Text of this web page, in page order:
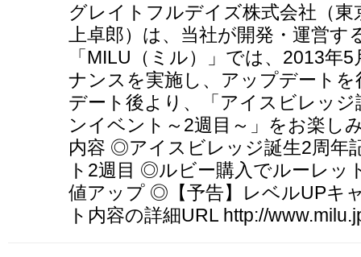
グレイトフルデイズ株式会社（東
上卓郎）は、当社が開発・運営
「MILU（ミル）」では、2013年
ナンスを実施し、アップデート
デート後より、「アイスビレッ
ンイベント～2週目～」をお楽し
内容 ◎アイスビレッジ誕生2周
ト2週目 ◎ルビー購入でルーレ
値アップ ◎【予告】レベルUPキ
ト内容の詳細URL http://